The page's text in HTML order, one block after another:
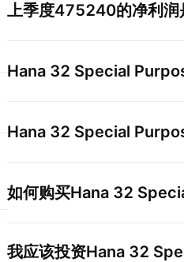
上季度475240的净利润
Hana 32 Special
Hana 32 Special
如何购买Hana 32
我应该投资Hana 32